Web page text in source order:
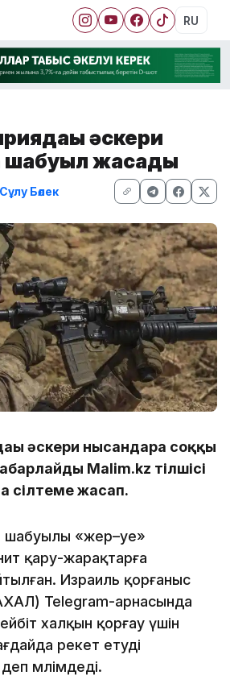
RU
әскери
шабуыл жасады
Сұлу Бөлек
әскери нысандарға соққы
Malim.kz тілшісі
сілтеме жасап.
шабуылы «жер–әуе»
қару-жарақтарға
Израиль қорғаныс
Telegram-арнасында
халқын қорғау үшін
әрекет етуді
мәлімдеді.